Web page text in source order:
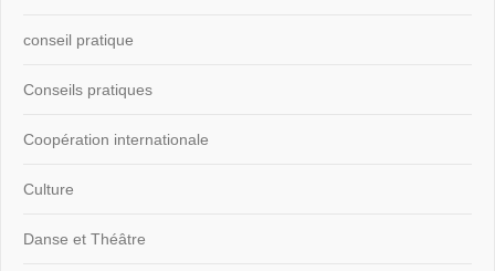
conseil pratique
Conseils pratiques
Coopération internationale
Culture
Danse et Théâtre